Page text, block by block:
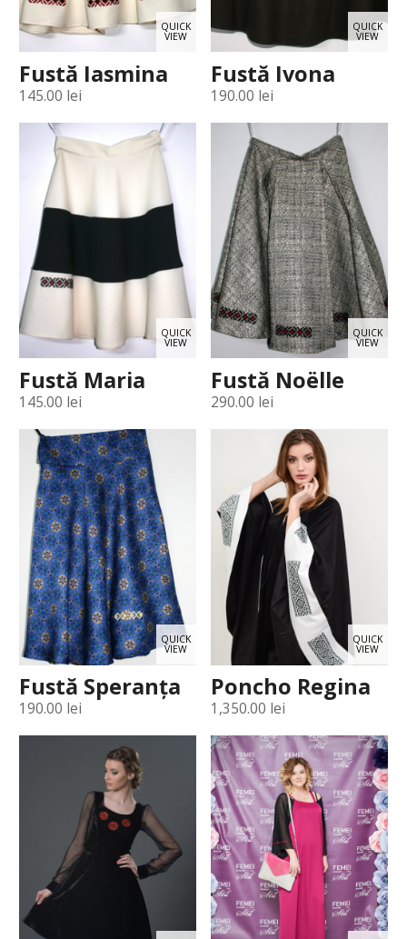
QUICK
VIEW
Fustă Iasmina
145.00 lei
QUICK
VIEW
Fustă Ivona
190.00 lei
QUICK
VIEW
Fustă Maria
145.00 lei
QUICK
VIEW
Fustă Noëlle
290.00 lei
QUICK
VIEW
Fustă Speranța
190.00 lei
QUICK
VIEW
Poncho Regina
1,350.00 lei